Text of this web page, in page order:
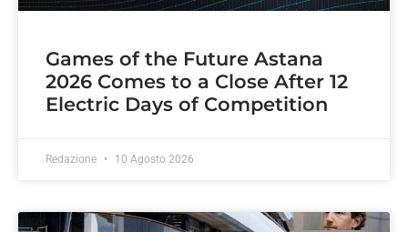
Games of the Future Astana
2026 Comes to a Close After 12
Electric Days of Competition
Redazione 10 Agosto 2026